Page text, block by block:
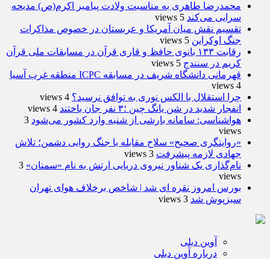
محمدرضا طاهری به مناسبت ولادت پیامبر اکرم(ص) مدیحه
سرایی می‌کند 5 views
تقسیم نقش میان آمریکا و عربستان در خصوص مذاکرات
جنگ اوکراین 5 views
رقابت ۱۳۳ بانوی حافظ و قاری قرآن در مسابقات ملی قرآن
کریم در سنندج 5 views
قهرمانی دانشگاه شریف در مسابقه ICPC منطقه غرب آسیا
4 views
چرا استقلال با الکس نوری به توافق نرسید؟ 4 views
انفجار شدید در شن یانگ چین ؛۳ نفر جان باختند
4 views
هواشناسی: سامانه بارشی از شنبه وارد کشور می‌شود 3
views
«روایتگری صحیح» سلاح مقابله با جنگ روایی دشمن؛ تلاش
جهادی لازمه پیشرفت 3 views
نام‌گذاری یک شناور نیروی دریایی ارتش به نام «سمنان» 3
views
بورس امروز نقره ای شد | شاخص برخلاف هوای تهران
سبزپوش شد 3 views
آوین دیلی
درباره آوین دیلی